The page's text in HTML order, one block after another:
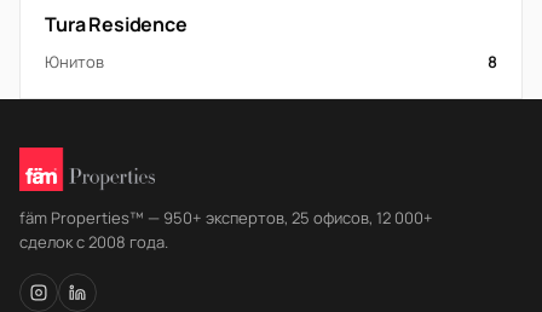
Tura Residence
Юнитов 8
fäm Properties™ — 950+ экспертов, 25 офисов, 12 000+
сделок с 2008 года.